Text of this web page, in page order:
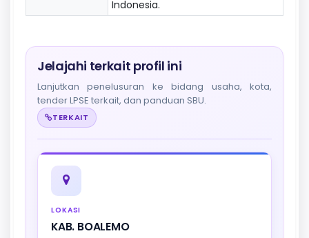
Indonesia.
Jelajahi terkait profil ini
Lanjutkan penelusuran ke bidang usaha, kota,
tender LPSE terkait, dan panduan SBU.
TERKAIT
LOKASI
KAB. BOALEMO